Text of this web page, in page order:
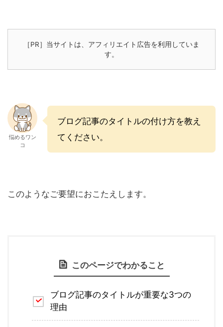
［PR］当サイトは、アフィリエイト広告を利用していま
す。
悩めるワン
コ
ブログ記事のタイトルの付け方を教え
てください。
このようなご要望におこたえします。
このページでわかること
ブログ記事のタイトルが重要な3つの
理由